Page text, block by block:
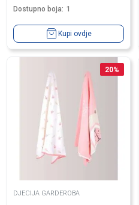
Dostupno boja: 1
Kupi ovdje
20%
DJECIJA GARDEROBA